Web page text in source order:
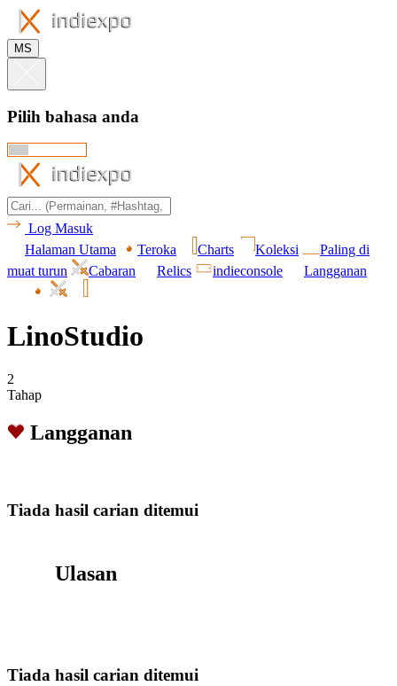
MS
Pilih bahasa anda
Log Masuk
Halaman Utama
Teroka Charts Koleksi
Paling di
muat turun
Cabaran Relics indieconsole Langganan
LinoStudio
2
Tahap
Langganan
Tiada hasil carian ditemui
Ulasan
Tiada hasil carian ditemui